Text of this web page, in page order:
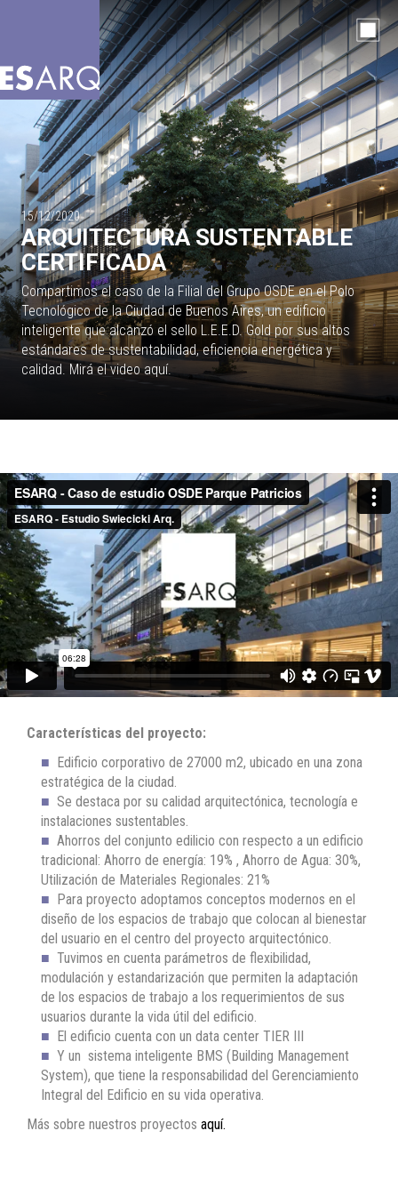
15/12/2020
ARQUITECTURA SUSTENTABLE
CERTIFICADA
Compartimos el caso de la Filial del Grupo OSDE en el Polo
Tecnológico de la Ciudad de Buenos Aires, un edificio
inteligente que alcanzó el sello L.E.E.D. Gold por sus altos
estándares de sustentabilidad, eficiencia energética y
calidad. Mirá el video aquí.
Características del proyecto:
Edificio corporativo de 27000 m2, ubicado en una zona
estratégica de la ciudad.
Se destaca por su calidad arquitectónica, tecnología e
instalaciones sustentables.
Ahorros del conjunto edilicio con respecto a un edificio
tradicional: Ahorro de energía: 19% , Ahorro de Agua: 30%,
Utilización de Materiales Regionales: 21%
Para proyecto adoptamos conceptos modernos en el
diseño de los espacios de trabajo que colocan al bienestar
del usuario en el centro del proyecto arquitectónico.
Tuvimos en cuenta parámetros de flexibilidad,
modulación y estandarización que permiten la adaptación
de los espacios de trabajo a los requerimientos de sus
usuarios durante la vida útil del edificio.
El edificio cuenta con un data center TIER III
Y un sistema inteligente BMS (Building Management
System), que tiene la responsabilidad del Gerenciamiento
Integral del Edificio en su vida operativa.
Más sobre nuestros proyectos aquí.